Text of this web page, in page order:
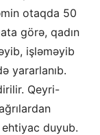
otaqda 50
görə, qadın
işləməyib
yararlanıb.
Qeyri-
duyub.